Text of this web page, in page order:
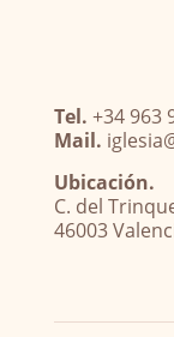
Tel. +34 963
Mail.
Ubicación.
C. del
46003